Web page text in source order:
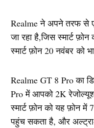
Realme ने अपने तरफ से
जा रहा है,जिस स्मार्ट
स्मार्ट फ़ोन 20 नवंबर को
Realme GT 8 Pro का
Pro में आपको 2K
स्मार्ट फ़ोन को यह फ़ोन
पहुंच सकता है, और